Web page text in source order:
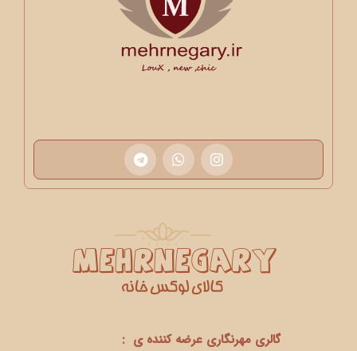
گالری مهرنگاری عرضه کننده ی :